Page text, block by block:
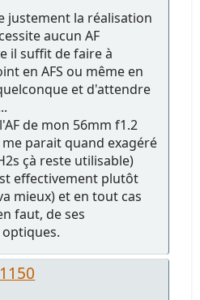
vraiment pas facile.
femmes la veille).
ceux qui disent que l'AF
l'objectif inutilisable